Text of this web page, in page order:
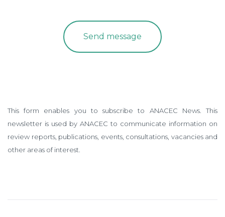
This form enables you to subscribe to ANACEC News. This
newsletter is used by ANACEC to communicate information on
review reports, publications, events, consultations, vacancies and
other areas of interest.